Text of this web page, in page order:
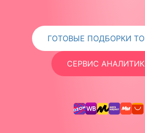
ГОТОВЫЕ ПОДБОРКИ
СЕРВИС